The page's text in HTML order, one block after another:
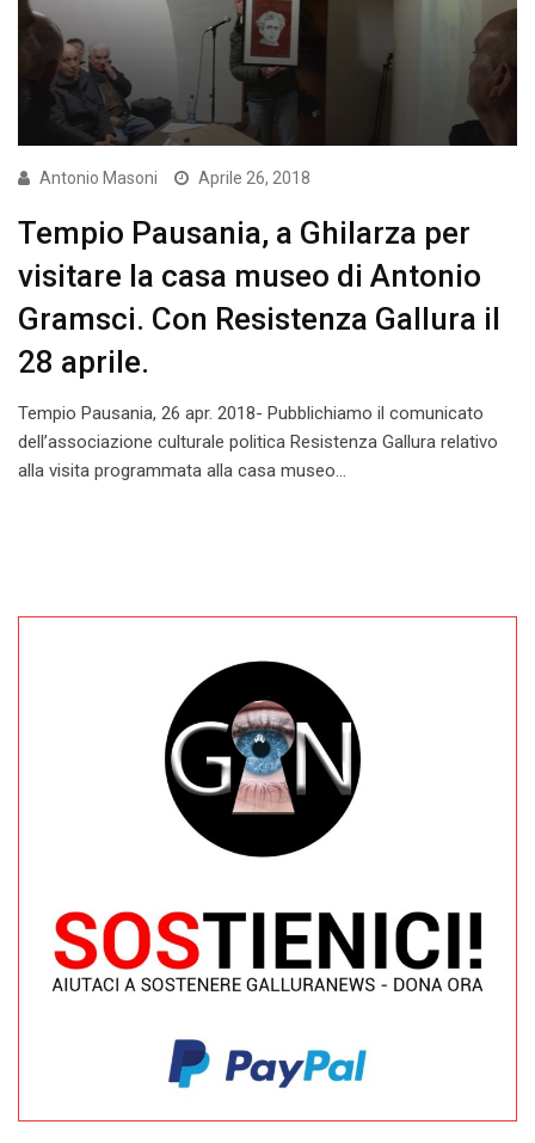
Antonio Masoni Aprile 26, 2018
Tempio Pausania, a Ghilarza per
visitare la casa museo di Antonio
Gramsci. Con Resistenza Gallura il
28 aprile.
Tempio Pausania, 26 apr. 2018- Pubblichiamo il comunicato
dell’associazione culturale politica Resistenza Gallura relativo
alla visita programmata alla casa museo…